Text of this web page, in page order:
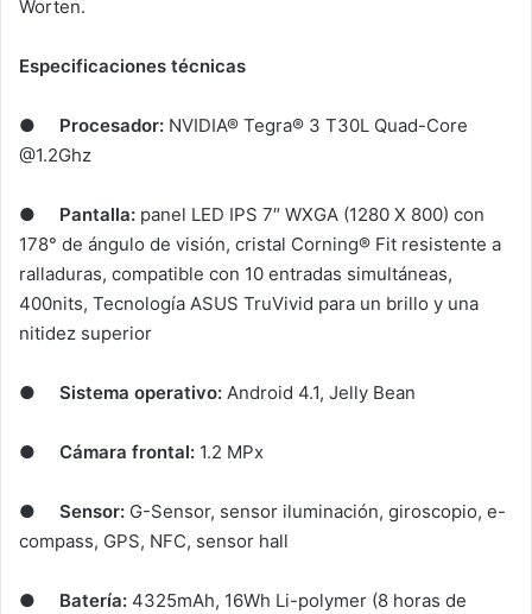
Worten.
Especificaciones técnicas
● Procesador: NVIDIA® Tegra® 3 T30L Quad-Core
@1.2Ghz
● Pantalla: panel LED IPS 7″ WXGA (1280 X 800) con
178° de ángulo de visión, cristal Corning® Fit resistente a
ralladuras, compatible con 10 entradas simultáneas,
400nits, Tecnología ASUS TruVivid para un brillo y una
nitidez superior
● Sistema operativo: Android 4.1, Jelly Bean
● Cámara frontal: 1.2 MPx
● Sensor: G-Sensor, sensor iluminación, giroscopio, e-
compass, GPS, NFC, sensor hall
● Batería: 4325mAh, 16Wh Li-polymer (8 horas de